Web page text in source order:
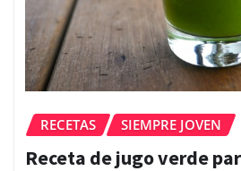
RECETAS SIEMPRE JOVEN
Receta de jugo verde